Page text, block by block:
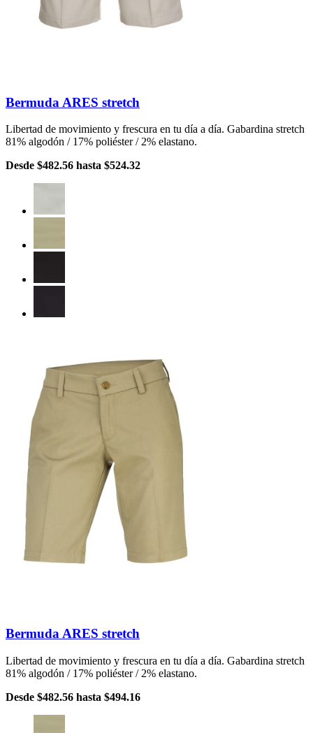
Bermuda ARES stretch
Libertad de movimiento y frescura en tu día a día. Gabardina stretch
81% algodón / 17% poliéster / 2% elastano.
Desde $482.56 hasta $524.32
Bermuda ARES stretch
Libertad de movimiento y frescura en tu día a día. Gabardina stretch
81% algodón / 17% poliéster / 2% elastano.
Desde $482.56 hasta $494.16